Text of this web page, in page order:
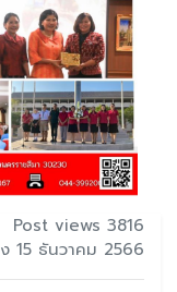
Post views 3816
15 ธันวาคม 2566